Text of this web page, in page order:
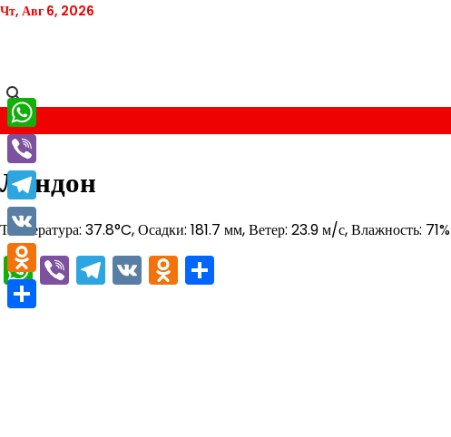
Перейти
Чт, Авг 6, 2026
Лондон
Температура: 37.8°C, Осадки: 181.7 мм, Ветер: 23.9 м/с, Влажность: 71%
WhatsApp
ViberTelegram
VKOdnoklassniki
WhatsApp
Viber
Telegram
VK
Odnoklassniki